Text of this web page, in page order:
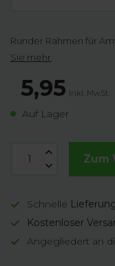
Runder Rahmen für
Sie mehr
5,95 Inkl. MwSt.
Auf Lager
Zum
Schnelle
Kostenloser
Angegliedert an